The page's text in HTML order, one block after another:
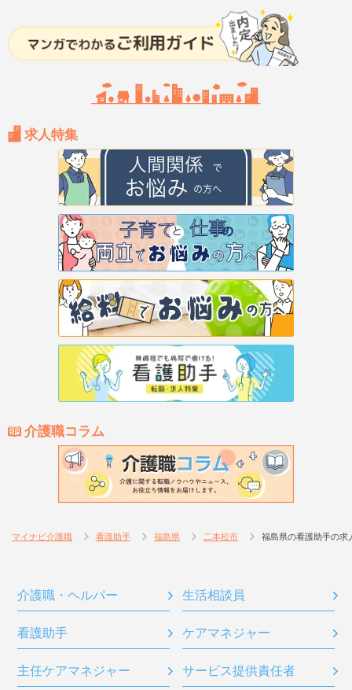
求人特集
介護職コラム
マイナビ介護職 看護助手 福島県 二本松市 福島県の看護助手の求
介護職・ヘルパー 生活相談員
看護助手 ケアマネジャー
主任ケアマネジャー サービス提供責任者